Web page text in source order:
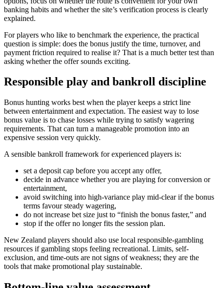
banking habits and whether the site’s verification process is clearly
explained.
For players who like to benchmark the experience, the practical
question is simple: does the bonus justify the time, turnover, and
payment friction required to realise it? That is a much better test than
asking whether the offer sounds exciting.
Responsible play and bankroll discipline
Bonus hunting works best when the player keeps a strict line
between entertainment and expectation. The easiest way to lose
bonus value is to chase losses while trying to satisfy wagering
requirements. That can turn a manageable promotion into an
expensive session very quickly.
A sensible bankroll framework for experienced players is:
set a deposit cap before you accept any offer,
decide in advance whether you are playing for conversion or
entertainment,
avoid switching into high-variance play mid-clear if the bonus
terms favour steady wagering,
do not increase bet size just to “finish the bonus faster,” and
stop if the offer no longer fits the session plan.
New Zealand players should also use local responsible-gambling
resources if gambling stops feeling recreational. Limits, self-
exclusion, and time-outs are not signs of weakness; they are the
tools that make promotional play sustainable.